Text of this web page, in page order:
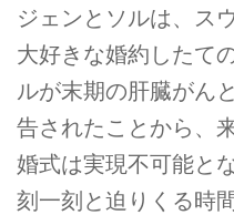
ジェンとソルは、ス
大好きな婚約したて
ルが末期の肝臓がん
告されたことから、
婚式は実現不可能と
刻一刻と迫りくる時